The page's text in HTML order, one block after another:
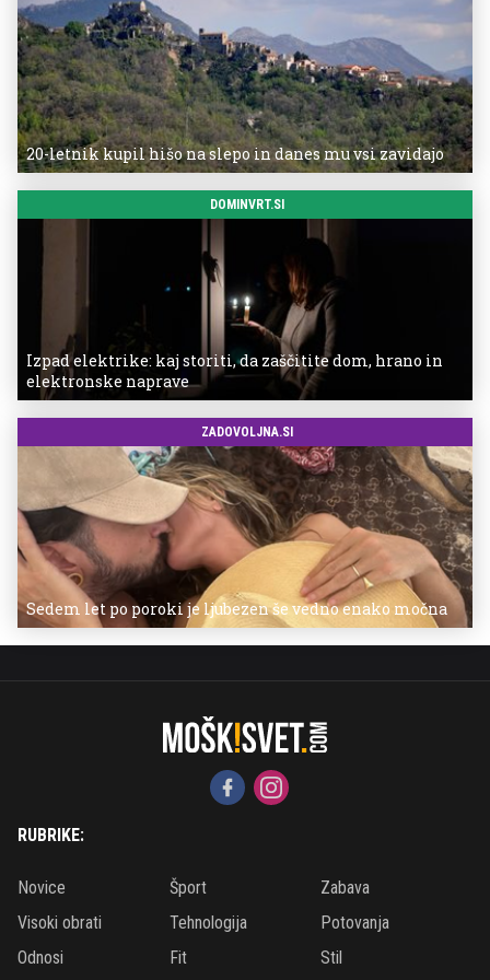
20-letnik kupil hišo na slepo in danes mu vsi zavidajo
DOMINVRT.SI
Izpad elektrike: kaj storiti, da zaščitite dom, hrano in
elektronske naprave
ZADOVOLJNA.SI
Sedem let po poroki je ljubezen še vedno enako močna
RUBRIKE:
Novice Šport
Zabava
Visoki obrati
Tehnologija
Potovanja
Odnosi
Fit Stil